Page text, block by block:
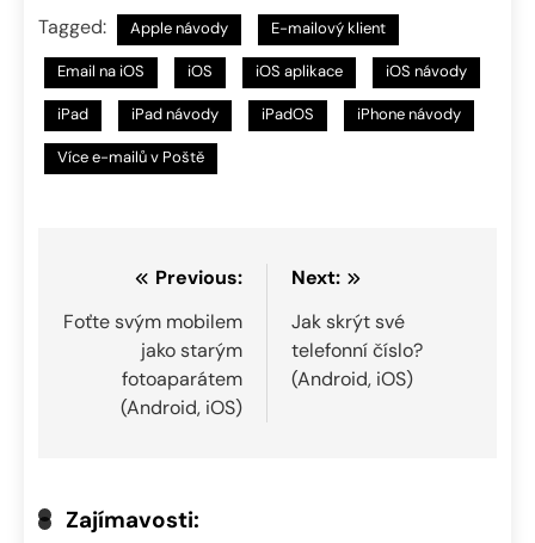
Tagged: Apple návody E-mailový klient
Email na iOS iOS iOS aplikace iOS návody
iPad iPad návody iPadOS iPhone návody
Více e-mailů v Poště
Navigace
pro
příspěvek
Previous:
Foťte svým mobilem
jako starým
fotoaparátem
(Android, iOS)
Next:
Jak skrýt své
telefonní číslo?
(Android, iOS)
Zajímavosti: